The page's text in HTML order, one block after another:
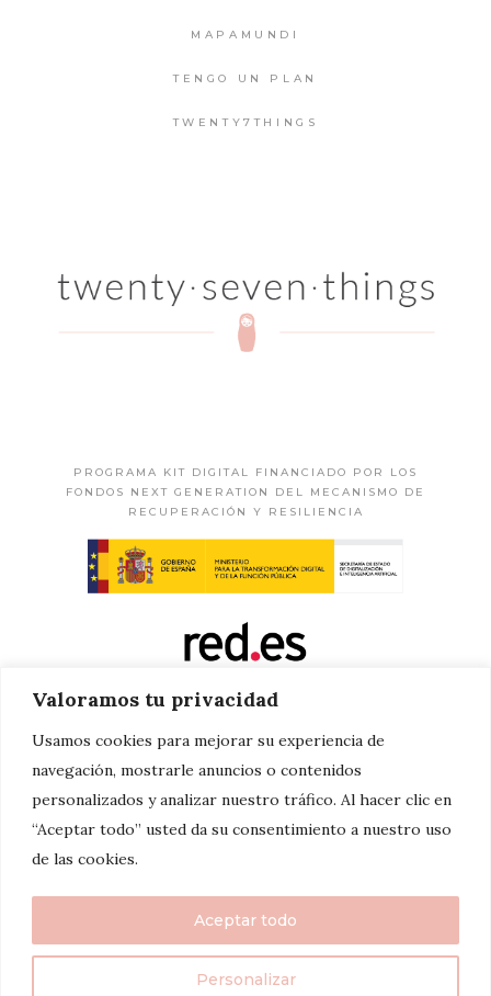
Valoramos tu privacidad
Usamos cookies para mejorar su experiencia de
navegación, mostrarle anuncios o contenidos
personalizados y analizar nuestro tráfico. Al hacer clic en
“Aceptar todo” usted da su consentimiento a nuestro uso
de las cookies.
Personalizar
Aceptar todo
MAPAMUNDI
TENGO UN PLAN
TWENTY7THINGS
PROGRAMA KIT DIGITAL FINANCIADO POR LOS
FONDOS NEXT GENERATION DEL MECANISMO DE
RECUPERACIÓN Y RESILIENCIA